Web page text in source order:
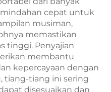
cepat untuk
musiman,
memastikan
tinggi. Penyajian
membantu
kepercayaan dengan
tiang-tiang ini sering
disesuaikan dan